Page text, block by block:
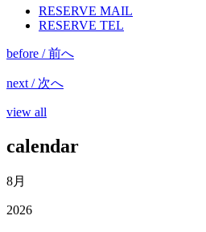
RESERVE MAIL
RESERVE TEL
before / 前へ
next / 次へ
view all
calendar
8月
2026